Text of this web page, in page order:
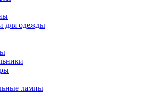
для одежды
лампы